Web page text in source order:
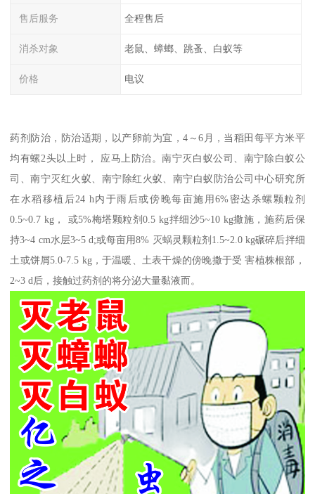
售后服务 全程售后
消杀对象 老鼠、蟑螂、跳蚤、白蚁等
价格 电议
药剂防治，防治适期，以产卵前为宜，4～6月，当稻田每平方米平
均有螺2头以上时， 应马上防治。南宁灭白蚁公司、南宁除白蚁公
司、南宁灭红火蚁、南宁除红火蚁、南宁白蚁防治公司中心研究所
在水稻移植后24 h内于雨后或傍晚每亩施用6%密达杀螺颗粒剂
0.5~0.7 kg， 或5%梅塔颗粒剂0.5 kg拌细沙5~10 kg撒施，施药后保
持3~4 cm水层3~5 d;或每亩用8% 灭蜗灵颗粒剂1.5~2.0 kg碾碎后拌细
土或饼屑5.0-7.5 kg，于温暖、土表干燥的傍晚撒于受 害植株根部，
2~3 d后，接触过药剂的将分泌大量黏液而。